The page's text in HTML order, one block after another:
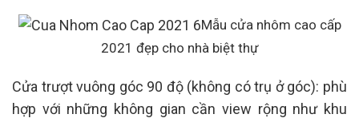
Mẫu cửa nhôm cao cấp
2021 đẹp cho nhà biệt thự
Cửa trượt vuông góc 90 độ (không có trụ ở góc): phù
hợp với những không gian cần view rộng như khu